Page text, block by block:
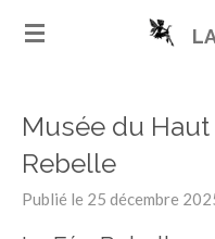
Passer
Musée du
Rebelle
Publié le 25 décembre